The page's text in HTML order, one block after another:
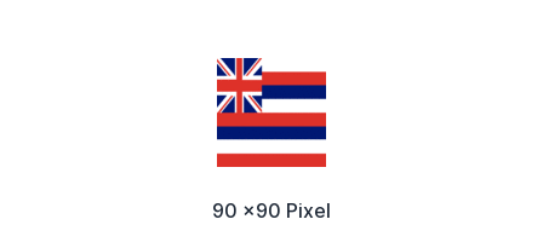
90 x90 Pixel